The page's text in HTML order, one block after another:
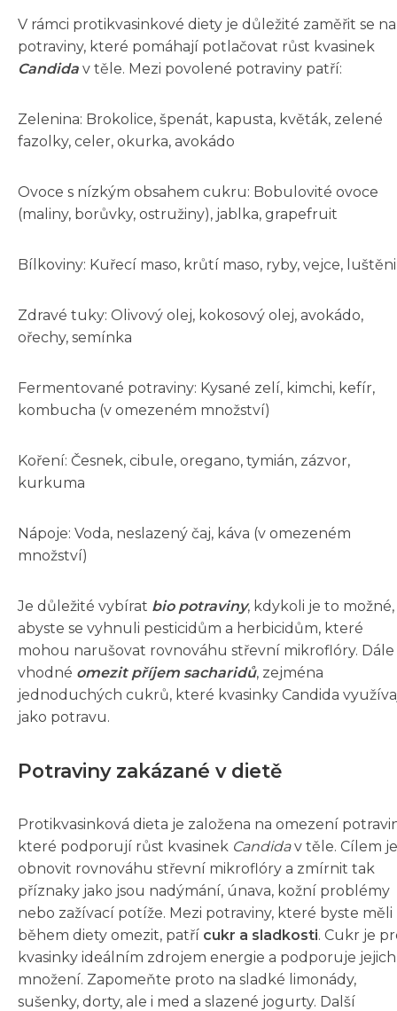
V rámci protikvasinkové diety je důležité zaměřit se na
potraviny, které pomáhají potlačovat růst kvasinek
Candida v těle. Mezi povolené potraviny patří:
Zelenina: Brokolice, špenát, kapusta, květák, zelené
fazolky, celer, okurka, avokádo
Ovoce s nízkým obsahem cukru: Bobulovité ovoce
(maliny, borůvky, ostružiny), jablka, grapefruit
Bílkoviny: Kuřecí maso, krůtí maso, ryby, vejce,
Zdravé tuky: Olivový olej, kokosový olej, avokádo,
ořechy, semínka
Fermentované potraviny: Kysané zelí, kimchi, kefír,
kombucha (v omezeném množství)
Koření: Česnek, cibule, oregano, tymián, zázvor,
kurkuma
Nápoje: Voda, neslazený čaj, káva (v omezeném
množství)
Je důležité vybírat bio potraviny, kdykoli je to možné,
abyste se vyhnuli pesticidům a herbicidům, které
mohou narušovat rovnováhu střevní mikroflóry. Dále
vhodné omezit příjem sacharidů, zejména
jednoduchých cukrů, které kvasinky Candida
jako potravu.
Potraviny zakázané v dietě
Protikvasinková dieta je založena na omezení
které podporují růst kvasinek Candidav těle. Cílem je
obnovit rovnováhu střevní mikroflóry a zmírnit tak
příznaky jako jsou nadýmání, únava, kožní problémy
nebo zažívací potíže. Mezi potraviny, které byste měli
během diety omezit, patří cukr a sladkosti. Cukr je
kvasinky ideálním zdrojem energie a podporuje jejich
množení. Zapomeňte proto na sladké limonády,
sušenky, dorty, ale i med a slazené jogurty. Další